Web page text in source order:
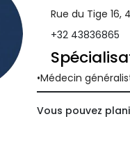
Rue du Tige 16,
+32 43836865
Médecin
Vous pouvez